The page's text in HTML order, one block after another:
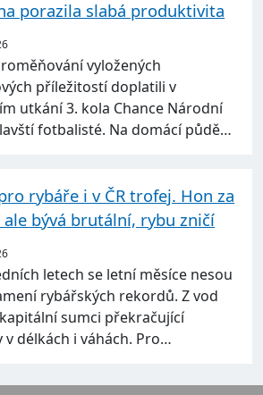
porazila slabá produktivita
vyložených
příležitostí doplatili v
utkání 3. kola Chance Národní
fotbalisté. Na domácí půdě…
rybáře i v ČR trofej. Hon za
bývá brutální, rybu zničí
letech se letní měsíce nesou
rybářských rekordů. Z vod
sumci překračující
v délkách i váhách. Pro…